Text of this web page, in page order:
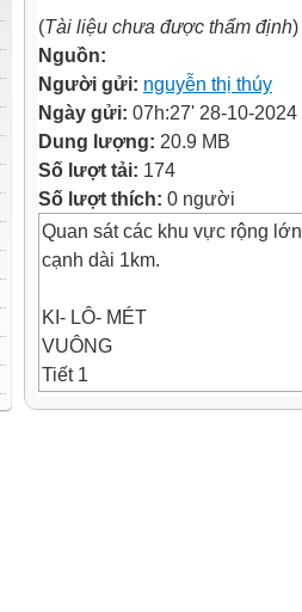
(Tài liệu chưa được thẩm định)
Nguồn:
Người gửi: nguyễn thị thúy
Ngày gửi: 07h:27' 28-10-2024
Dung lượng: 20.9 MB
Số lượt tải: 174
Số lượt thích: 0 người
Quan sát các khu vực rộng
cạnh dài 1km.
KI- LÔ- MÉT
VUÔNG
Tiết 1